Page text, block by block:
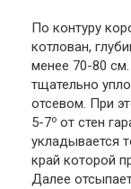
По контуру
котлован,
менее 70-80
тщательно
отсевом. При
5-7о от стен
укладывается
край которой
Далее